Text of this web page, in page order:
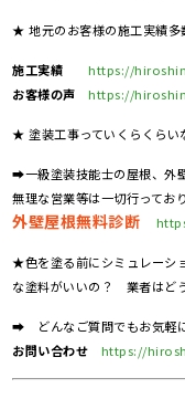
★ 地元のお客様の施工実績多
施工実績
https://
お客様の声
https://
★ 塗装工事っていくらくらい
➡一級塗装技能士の屋根、外
無理な営業等は一切行ってお
外壁屋根無料診断
★色を塗る前にシミュレーシ
な塗料がいいの？ 業者はど
➡ どんなご質問でもお気軽
お問い合わせ
https://